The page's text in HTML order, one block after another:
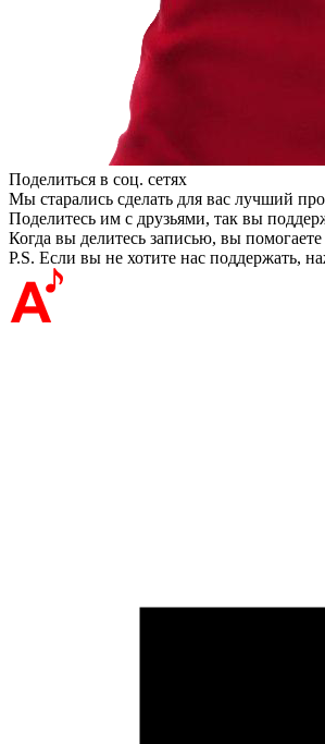
Поделиться в соц. сетях
Мы старались сделать для вас лучший
Поделитесь им с друзьями, так вы
Когда вы делитесь записью, вы
P.S. Если вы не хотите нас поддержать,